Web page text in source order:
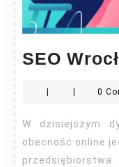
SEO
0
W dzisiejszym dynamicznym świecie cyfrowym,
obecność online